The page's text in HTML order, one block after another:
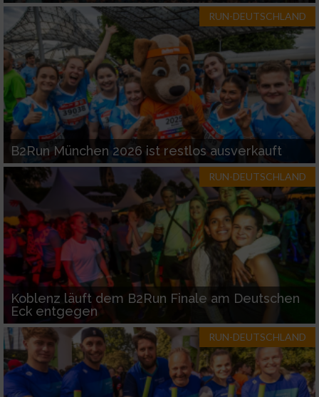
RUN-DEUTSCHLAND
B2Run München 2026 ist restlos ausverkauft
RUN-DEUTSCHLAND
Koblenz läuft dem B2Run Finale am Deutschen
Eck entgegen
RUN-DEUTSCHLAND